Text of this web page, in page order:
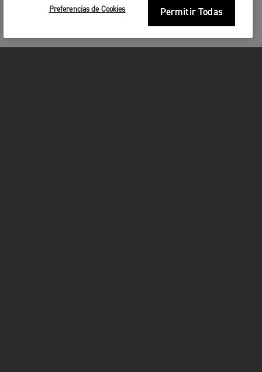
Preferencias de Cookies Permitir Todas